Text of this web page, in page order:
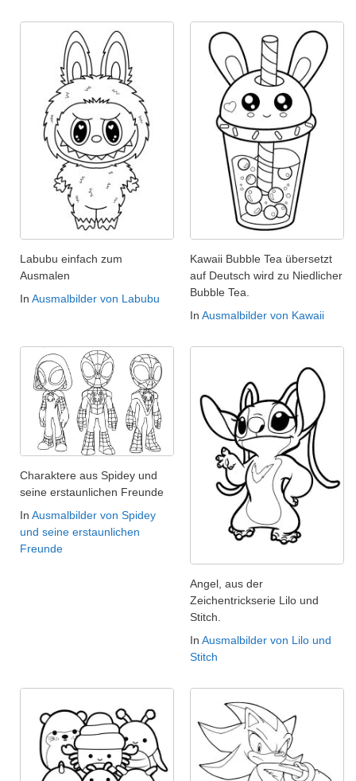
Labubu einfach zum
Ausmalen
In Ausmalbilder von Labubu
Kawaii Bubble Tea übersetzt
auf Deutsch wird zu Niedlicher
Bubble Tea.
In Ausmalbilder von Kawaii
Charaktere aus Spidey und
seine erstaunlichen Freunde
In Ausmalbilder von Spidey
und seine erstaunlichen
Freunde
Angel, aus der
Zeichentrickserie Lilo und
Stitch.
In Ausmalbilder von Lilo und
Stitch